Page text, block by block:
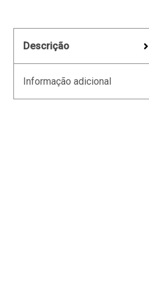
Descrição
Informação adicional